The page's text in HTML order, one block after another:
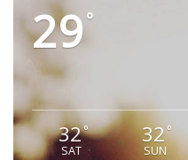
29°
32°
SAT
32°
SUN